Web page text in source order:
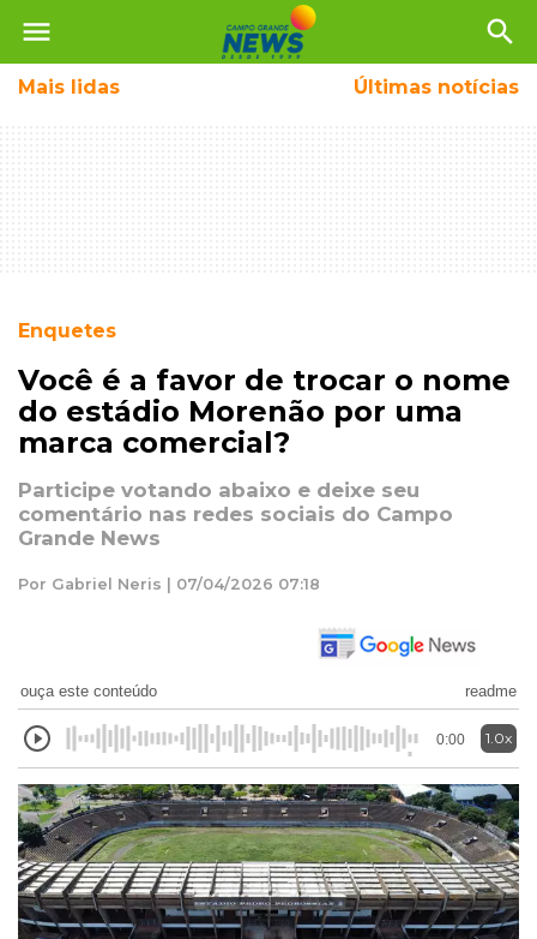
menu search
Mais lidas Últimas notícias
Enquetes
Você é a favor de trocar o nome
do estádio Morenão por uma
marca comercial?
Participe votando abaixo e deixe seu
comentário nas redes sociais do Campo
Grande News
Por Gabriel Neris | 07/04/2026 07:18
ouça este conteúdo readme
0:00 1.0x